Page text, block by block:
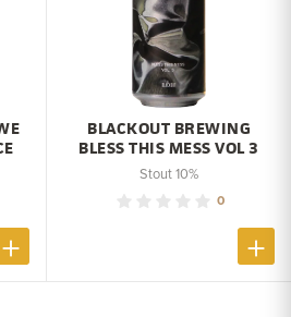
BLACKOUT BREWING
BLESS THIS MESS VOL 3
Stout 10%
0